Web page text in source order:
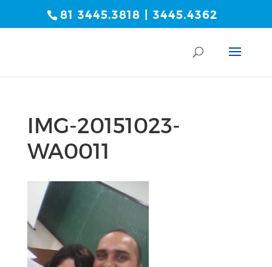
81 3445.3818 | 3445.4362
IMG-20151023-
WA0011